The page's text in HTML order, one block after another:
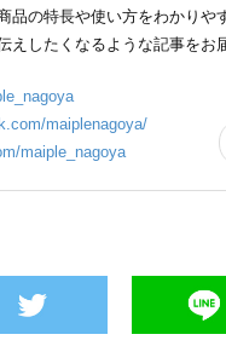
品の特長や使い方をわかりや
えしたくなるような記事をお
maiplenagoya/
maiple_nagoya